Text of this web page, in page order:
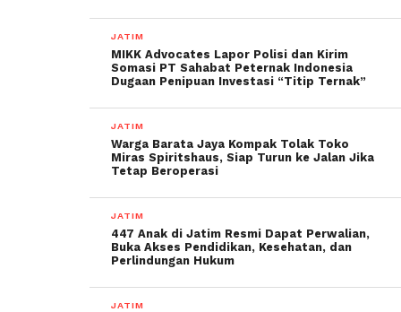
JATIM
MIKK Advocates Lapor Polisi dan Kirim
Somasi PT Sahabat Peternak Indonesia
Dugaan Penipuan Investasi “Titip Ternak”
JATIM
Warga Barata Jaya Kompak Tolak Toko
Miras Spiritshaus, Siap Turun ke Jalan Jika
Tetap Beroperasi
JATIM
447 Anak di Jatim Resmi Dapat Perwalian,
Buka Akses Pendidikan, Kesehatan, dan
Perlindungan Hukum
JATIM